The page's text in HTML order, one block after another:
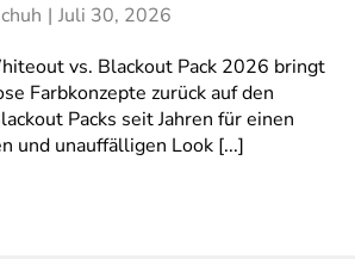
| Juli 30, 2026
vs. Blackout Pack 2026 bringt
Farbkonzepte zurück auf den
Packs seit Jahren für einen
und unauffälligen Look [...]